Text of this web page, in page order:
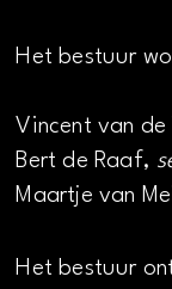
Het bestuur
Vincent van de
Bert de Raaf,
Maartje van
Het bestuur